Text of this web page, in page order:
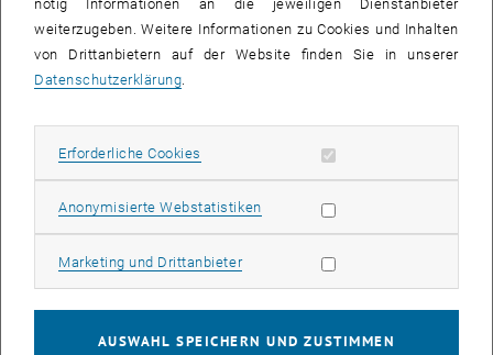
Subseiten von
Subseiten von
Subseiten von
Internationale Degree-Seeking Studierende:Zugelassene und
nötig Informationen an die jeweiligen Dienstanbieter
weiterzugeben. Weitere Informationen zu Cookies und Inhalten
von Drittanbietern auf der Website finden Sie in unserer
Datenschutzerklärung.
Erforderliche Cookies Erforderliche Cookies zulassen
Anonymisierte WebstatistikenStatistik Cookies zulassen
Marketing und DrittanbieterMarketing Cookies zulassen
AUSWAHL SPEICHERN UND ZUSTIMMEN